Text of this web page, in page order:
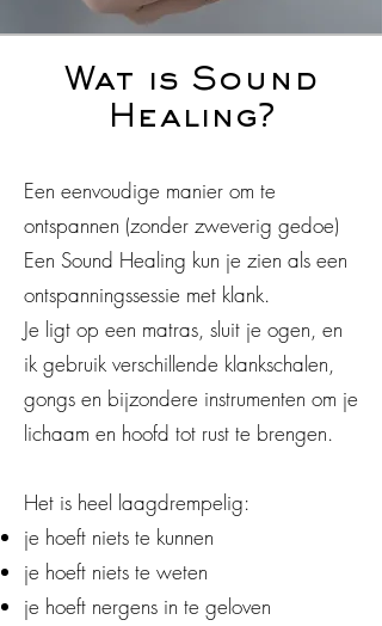
Wat is Sound
Healing?
Een eenvoudige manier om te
ontspannen (zonder zweverig gedoe)
Een Sound Healing kun je zien als een
ontspanningssessie met klank.
Je ligt op een matras, sluit je ogen, en
ik gebruik verschillende klankschalen,
gongs en bijzondere instrumenten om je
lichaam en hoofd tot rust te brengen.
Het is heel laagdrempelig:
je hoeft niets te kunnen
je hoeft niets te weten
je hoeft nergens in te geloven